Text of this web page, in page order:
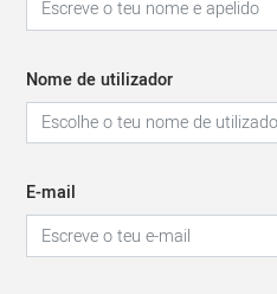
Nome de utilizador
E-mail